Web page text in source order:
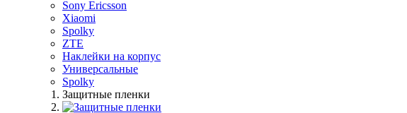
Sony Ericsson
Xiaomi
Spolky
ZTE
Наклейки на корпус
Универсальные
Spolky
Защитные пленки